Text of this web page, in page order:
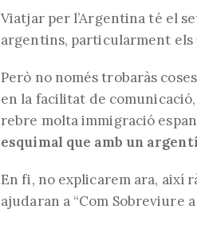
Viatjar per l’Argentina té el
argentins, particularment els
Però no només trobaràs
en la facilitat de
rebre molta immigració
esquimal que amb un
En fi, no explicarem ara, així
ajudaran a “Com Sobreviure